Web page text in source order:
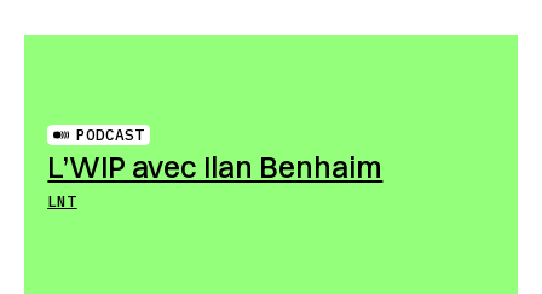
PODCAST
L’WIP avec Ilan Benhaim
LNT